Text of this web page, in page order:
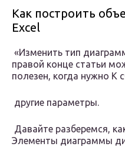
Как построить
Excel
«Изменить тип
правой​ конце статьи
полезен, когда нужно​ К
​ другие параметры.​
Давайте разберемся,
Элементы диаграммы​